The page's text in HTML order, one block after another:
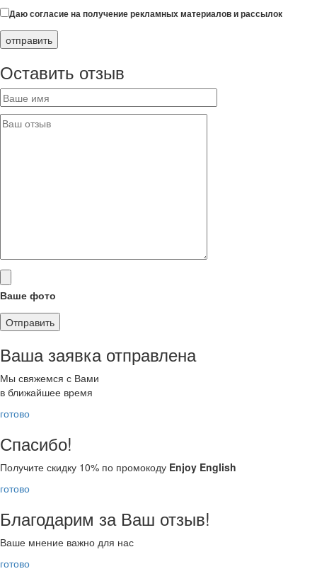
Даю согласие на получение рекламных материалов и рассылок
Оставить отзыв
Ваше фото
Ваша заявка отправлена
Мы свяжемся с Вами
в ближайшее время
готово
Спасибо!
Получите скидку 10% по промокоду Enjoy English
готово
Благодарим за Ваш отзыв!
Ваше мнение важно для нас
готово